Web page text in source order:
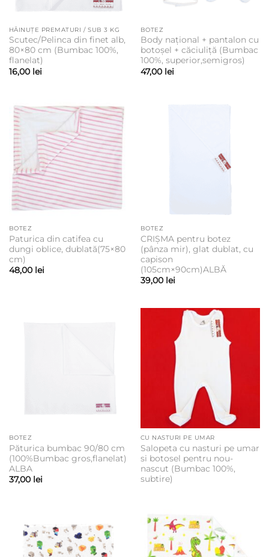
HĂINUȚE PREMATURI / SUB 3 KG
Scutec/Pelinca din finet alb,
80×80 cm (Bumbac 100%,
flanelat)
16,00 lei
BOTEZ
Body național + pantalon cu
botoșel + căciuliță (Bumbac
100%, superior,semigros)
47,00 lei
BOTEZ
Paturica din catifea cu
dungi oblice, dublată(75×80
cm)
48,00 lei
BOTEZ
CRIȘMA pentru botez
(pânza mir), glat dublat, cu
capison
(105cm×90cm)ALBĂ
39,00 lei
BOTEZ
Păturica bumbac 90/80 cm
(100%Bumbac gros,flanelat)
ALBA
37,00 lei
CU NASTURI PE UMAR
Salopeta cu nasturi pe umar
si botosel pentru nou-
nascut (Bumbac 100%,
subtire)